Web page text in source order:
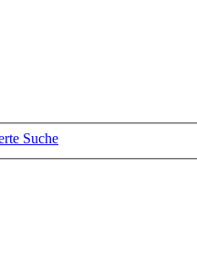
Suche